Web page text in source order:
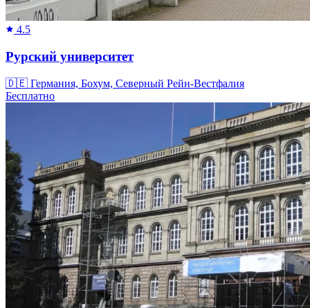
4.5
Рурский университет
🇩🇪 Германия, Бохум, Северный Рейн-Вестфалия
Бесплатно